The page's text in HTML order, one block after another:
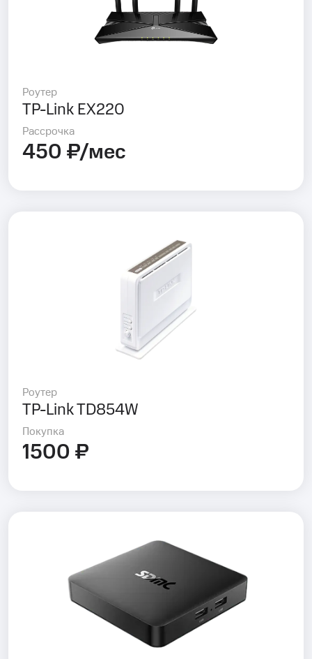
Роутер
TP-Link EX220
Рассрочка
450 ₽/мес
Роутер
TP-Link TD854W
Покупка
1500 ₽